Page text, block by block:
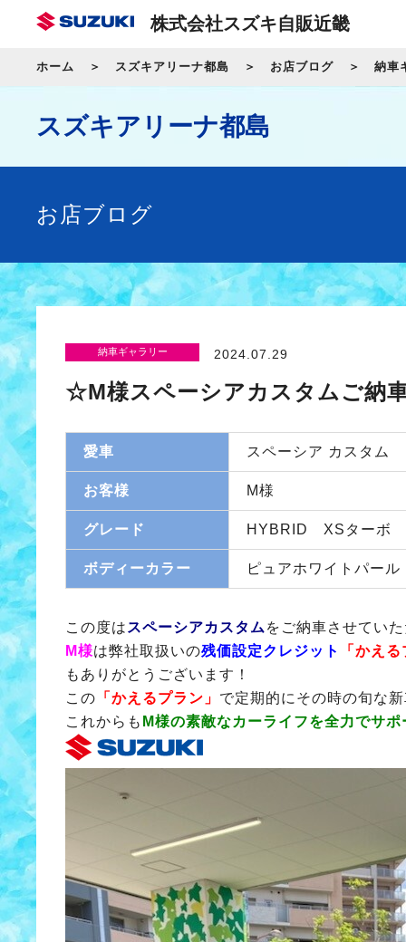
株式会社スズキ自販近畿
ホーム スズキアリーナ都島 お店ブログ 納車
スズキアリーナ都島
お店ブログ
納車ギャラリー 2024.07.29
☆M様スペーシアカスタムご納
愛車 スペーシア カスタム
お客様 M様
グレード HYBRID XSターボ
ボディーカラー ピュアホワイトパール
この度は スペーシアカスタム をご納車させてい
M様は弊社取扱いの残価設定クレジット
「かえ
もありがとうございます！
この 「かえるプラン」 で定期的にその時の旬な
これからも M様の素敵なカーライフを全力でサポ